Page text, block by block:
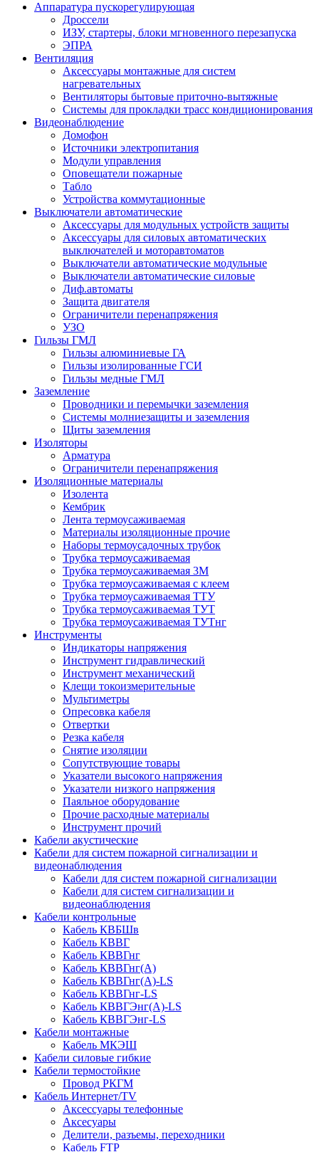
Аппаратура пускорегулирующая
Дроссели
ИЗУ, стартеры, блоки мгновенного перезапуска
ЭПРА
Вентиляция
Аксессуары монтажные для систем
нагревательных
Вентиляторы бытовые приточно-вытяжные
Системы для прокладки трасс кондиционирования
Видеонаблюдение
Домофон
Источники электропитания
Модули управления
Оповещатели пожарные
Табло
Устройства коммутационные
Выключатели автоматические
Аксессуары для модульных устройств защиты
Аксессуары для силовых автоматических
выключателей и моторавтоматов
Выключатели автоматические модульные
Выключатели автоматические силовые
Диф.автоматы
Защита двигателя
Ограничители перенапряжения
УЗО
Гильзы ГМЛ
Гильзы алюминиевые ГА
Гильзы изолированные ГСИ
Гильзы медные ГМЛ
Заземление
Проводники и перемычки заземления
Системы молниезащиты и заземления
Щиты заземления
Изоляторы
Арматура
Ограничители перенапряжения
Изоляционные материалы
Изолента
Кембрик
Лента термоусаживаемая
Материалы изоляционные прочие
Наборы термоусадочных трубок
Трубка термоусаживаемая
Трубка термоусаживаемая 3М
Трубка термоусаживаемая с клеем
Трубка термоусаживаемая ТТУ
Трубка термоусаживаемая ТУТ
Трубка термоусаживаемая ТУТнг
Инструменты
Индикаторы напряжения
Инструмент гидравлический
Инструмент механический
Клещи токоизмерительные
Мультиметры
Опресовка кабеля
Отвертки
Резка кабеля
Снятие изоляции
Сопутствующие товары
Указатели высокого напряжения
Указатели низкого напряжения
Паяльное оборудование
Прочие расходные материалы
Инструмент прочий
Кабели акустические
Кабели для систем пожарной сигнализации и
видеонаблюдения
Кабели для систем пожарной сигнализации
Кабели для систем сигнализации и
видеонаблюдения
Кабели контрольные
Кабель КВБШв
Кабель КВВГ
Кабель КВВГнг
Кабель КВВГнг(А)
Кабель КВВГнг(А)-LS
Кабель КВВГнг-LS
Кабель КВВГЭнг(А)-LS
Кабель КВВГЭнг-LS
Кабели монтажные
Кабель МКЭШ
Кабели силовые гибкие
Кабели термостойкие
Провод РКГМ
Кабель Интернет/TV
Аксессуары телефонные
Аксесуары
Делители, разъемы, переходники
Кабель FTP